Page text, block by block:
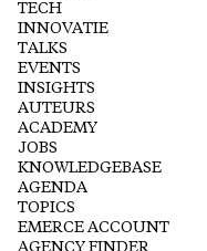
TECH
INNOVATIE
TALKS
EVENTS
INSIGHTS
AUTEURS
ACADEMY
JOBS
KNOWLEDGEBASE
AGENDA
TOPICS
EMERCE ACCOUNT